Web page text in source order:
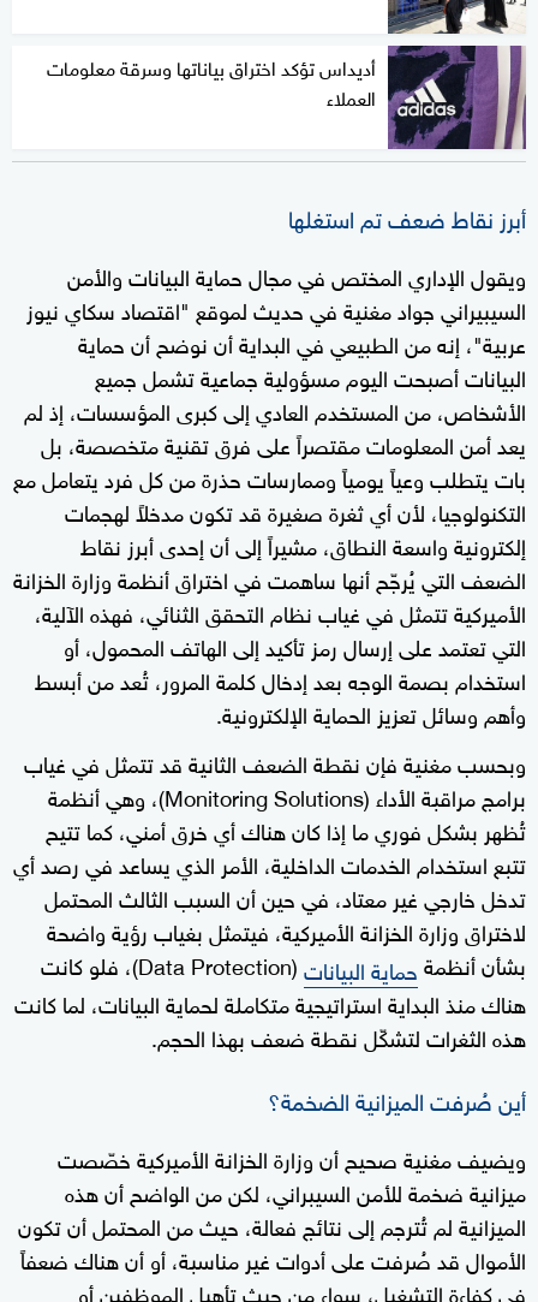
أديداس تؤكد اختراق بياناتها وسرقة معلومات
العملاء
أبرز نقاط ضعف تم استغلها
ويقول الإداري المختص في مجال حماية البيانات والأمن
السيبيراني جواد مغنية في حديث لموقع "اقتصاد سكاي نيوز
عربية"، إنه من الطبيعي في البداية أن نوضح أن حماية
البيانات أصبحت اليوم مسؤولية جماعية تشمل جميع
الأشخاص، من المستخدم العادي إلى كبرى المؤسسات، إذ لم
يعد أمن المعلومات مقتصراً على فرق تقنية متخصصة، بل
بات يتطلب وعياً يومياً وممارسات حذرة من كل فرد يتعامل مع
التكنولوجيا، لأن أي ثغرة صغيرة قد تكون مدخلاً لهجمات
إلكترونية واسعة النطاق، مشيراً إلى أن إحدى أبرز نقاط
الضعف التي يُرجّح أنها ساهمت في اختراق أنظمة وزارة الخزانة
الأميركية تتمثل في غياب نظام التحقق الثنائي، فهذه الآلية،
التي تعتمد على إرسال رمز تأكيد إلى الهاتف المحمول، أو
استخدام بصمة الوجه بعد إدخال كلمة المرور، تُعد من أبسط
وأهم وسائل تعزيز الحماية الإلكترونية.
وبحسب مغنية فإن نقطة الضعف الثانية قد تتمثل في غياب
برامج مراقبة الأداء (Monitoring Solutions)، وهي أنظمة
تُظهر بشكل فوري ما إذا كان هناك أي خرق أمني، كما تتيح
تتبع استخدام الخدمات الداخلية، الأمر الذي يساعد في رصد أي
تدخل خارجي غير معتاد، في حين أن السبب الثالث المحتمل
لاختراق وزارة الخزانة الأميركية، فيتمثل بغياب رؤية واضحة
بشأن أنظمةحماية البيانات
(Data Protection)، فلو كانت
هناك منذ البداية استراتيجية متكاملة لحماية البيانات، لما كانت
هذه الثغرات لتشكّل نقطة ضعف بهذا الحجم.
أين صُرفت الميزانية الضخمة؟
ويضيف مغنية صحيح أن وزارة الخزانة الأميركية خصّصت
ميزانية ضخمة للأمن السيبراني، لكن من الواضح أن هذه
الميزانية لم تُترجم إلى نتائج فعالة، حيث من المحتمل أن تكون
الأموال قد صُرفت على أدوات غير مناسبة، أو أن هناك ضعفاً
في كفاءة التشغيل، سواء من حيث تأهيل الموظفين أو